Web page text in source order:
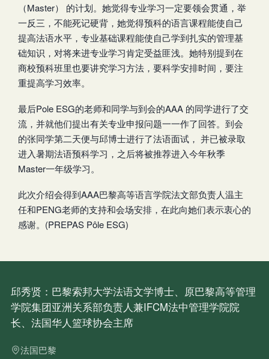
（Master） 的计划。她觉得专业学习一定要领会贯通，举
一反三，不能死记硬背，她觉得预科的语言课程能使自己
提高法语水平，专业基础课程能使自己学到扎实的管理基
础知识，对将来进专业学习肯定受益匪浅。她特别提到在
商校预科班里也要讲究学习方法，要科学安排时间，要注
重提高学习效率。
最后Pole ESG的老师和同学与到会的AAA 的同学进行了交
流，并就他们提出有关专业申报问题一一作了回答。到会
的张同学第二天便与邱博士进行了法语面试， 并已被录取
进入暑期法语预科学习，之后将被推荐进入今年秋季
Master一年级学习。
此次介绍会得到AAA巴黎高等语言学院法文部负责人温主
任和PENG老师的支持和会场安排，在此向她们表示衷心的
感谢。(PREPAS Pôle ESG)
邱秀贤：巴黎索邦大学法语文学博士、原巴黎高等管理
学院集团亚洲关系部负责人兼IFCM法中管理学院院
长、法国华人篮球协会主席
法国巴黎